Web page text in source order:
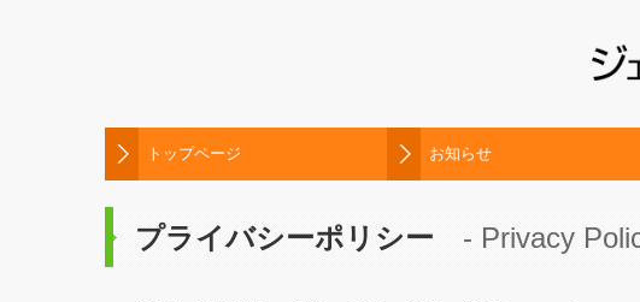
トップページ お知らせ
プライバシーポリシー - Privacy